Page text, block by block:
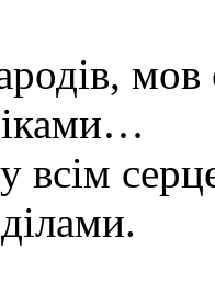
всім